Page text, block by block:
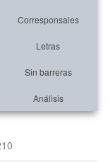
Corresponsales
Letras
Sin barreras
Análisis